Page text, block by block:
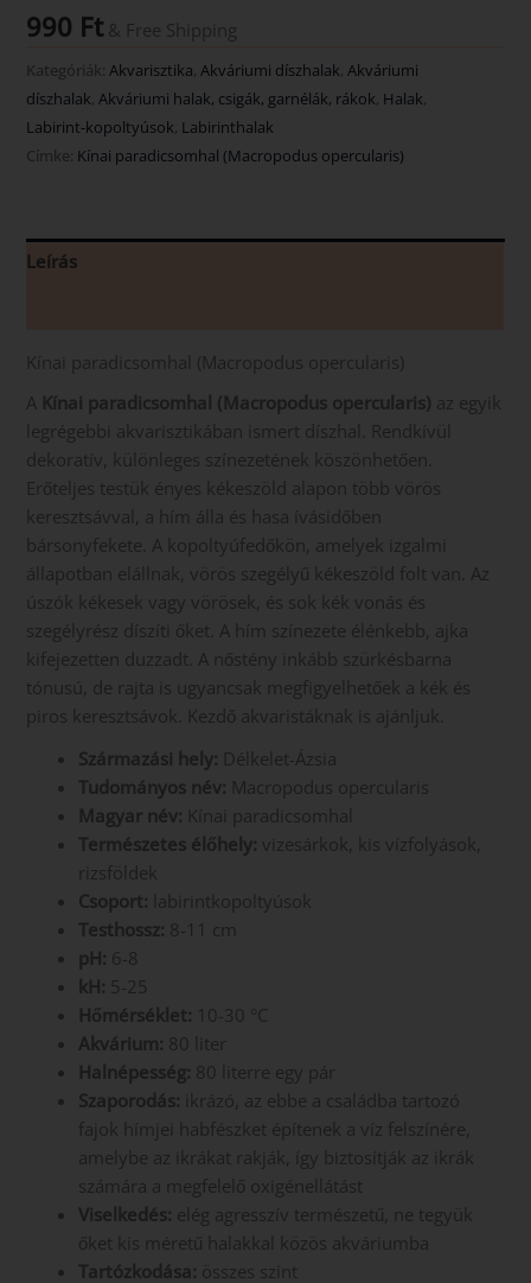
990 Ft & Free Shipping
Kategóriák: Akvarisztika, Akváriumi díszhalak, Akváriumi
díszhalak, Akváriumi halak, csigák, garnélák, rákok, Halak,
Labirint-kopoltyúsok, Labirinthalak
Címke: Kínai paradicsomhal (Macropodus opercularis)
Leírás
Kínai paradicsomhal (Macropodus opercularis)
A Kínai paradicsomhal (Macropodus opercularis) az egyik
legrégebbi akvarisztikában ismert díszhal. Rendkívül
dekoratív, különleges színezetének köszönhetően.
Erőteljes testük ényes kékeszöld alapon több vörös
keresztsávval, a hím álla és hasa ívásidőben
bársonyfekete. A kopoltyúfedőkön, amelyek izgalmi
állapotban elállnak, vörös szegélyű kékeszöld folt van. Az
úszók kékesek vagy vörösek, és sok kék vonás és
szegélyrész díszíti őket. A hím színezete élénkebb, ajka
kifejezetten duzzadt. A nőstény inkább szürkésbarna
tónusú, de rajta is ugyancsak megfigyelhetőek a kék és
piros keresztsávok. Kezdő akvaristáknak is ajánljuk.
Származási hely: Délkelet-Ázsia
Tudományos név: Macropodus opercularis
Magyar név: Kínai paradicsomhal
Természetes élőhely: vizesárkok, kis vízfolyások,
rizsföldek
Csoport: labirintkopoltyúsok
Testhossz: 8-11 cm
pH: 6-8
kH: 5-25
Hőmérséklet: 10-30 °C
Akvárium: 80 liter
Halnépesség: 80 literre egy pár
Szaporodás: ikrázó, az ebbe a családba tartozó
fajok hímjei habfészket építenek a víz felszínére,
amelybe az ikrákat rakják, így biztosítják az ikrák
számára a megfelelő oxigénellátást
Viselkedés: elég agresszív természetű, ne tegyük
őket kis méretű halakkal közös akváriumba
Tartózkodása: összes szint